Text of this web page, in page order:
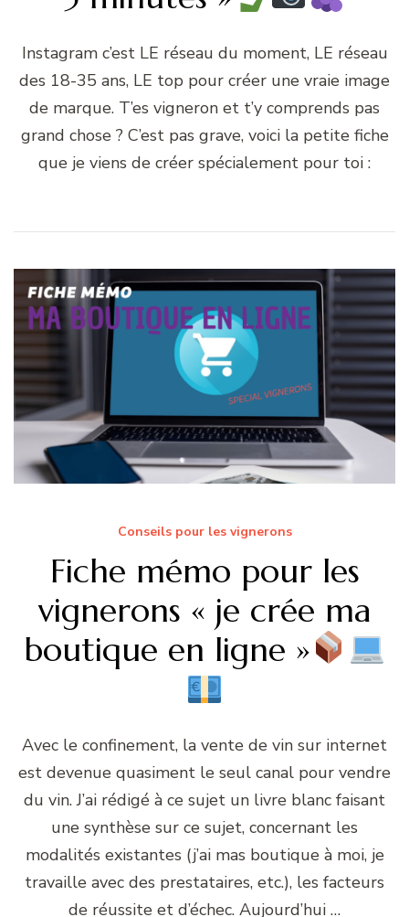
Instagram c’est LE réseau du moment, LE réseau
des 18-35 ans, LE top pour créer une vraie image
de marque. T’es vigneron et t’y comprends pas
grand chose ? C’est pas grave, voici la petite fiche
que je viens de créer spécialement pour toi :
Conseils pour les vignerons
Fiche mémo pour les
vignerons « je crée ma
boutique en ligne »
Avec le confinement, la vente de vin sur internet
est devenue quasiment le seul canal pour vendre
du vin. J’ai rédigé à ce sujet un livre blanc faisant
une synthèse sur ce sujet, concernant les
modalités existantes (j’ai mas boutique à moi, je
travaille avec des prestataires, etc.), les facteurs
de réussite et d’échec. Aujourd’hui …